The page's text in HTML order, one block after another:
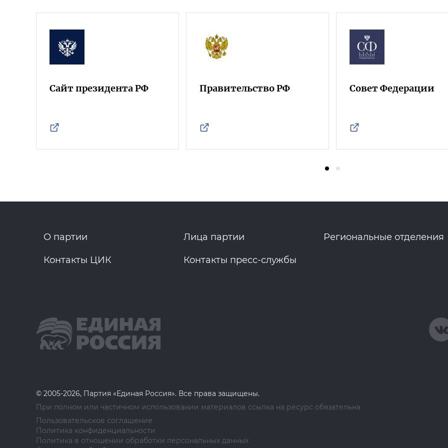
Сайт президента РФ Правительство РФ Совет Федерации
О партии Лица партии Региональные отделения
Контакты ЦИК Контакты пресс-службы
© 2005-2026, Партия «Единая Россия». Все права защищены.
При полном или частичном использовании материалов ссылка на ресурс обязательна
Пользовательское соглашение
Политика конфиденциальности
Политика в отношении обработки персональных данных